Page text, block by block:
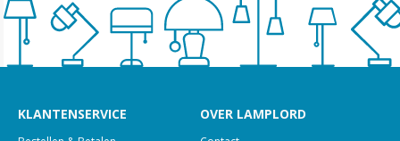
KLANTENSERVICE OVER LAMPLORD